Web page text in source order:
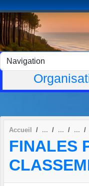
Accueil
FINALES